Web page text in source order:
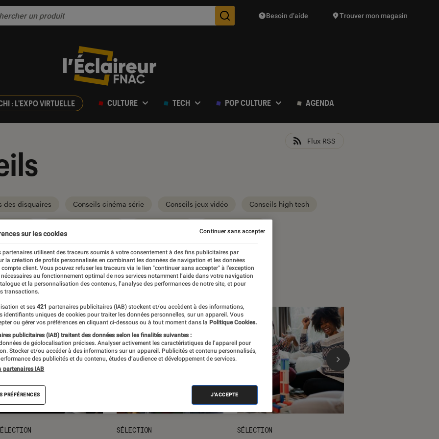
Des suggestions de produits vont vous être proposées
Besoin d’aide Trouver mon magasin
: L'EXPO VIRTUELLE CULTURE TECH POP CULTURE AGENDA
Flux RSS
des disquaires Conseils cinéma série Conseils jeux vidéo Conseils high tech
SÉLECTION SÉLECTION
sur les cookies
partenaires utilisent des traceurs soumis à votre consentement à des fins publicitaires par
la création de profils personnalisés en combinant les données de navigation et les données
compte client. Vous pouvez refuser les traceurs via le lien "continuer sans accepter" à l’exception
au fonctionnement optimal de nos services notamment l’aide dans votre navigation
et la personnalisation des contenus, l’analyse des performances de notre site, et pour
transactions.
et ses 421 partenaires publicitaires (IAB) stockent et/ou accèdent à des informations,
identifiants uniques de cookies pour traiter les données personnelles, sur un appareil. Vous
ou gérer vos préférences en cliquant ci-dessous ou à tout moment dans la Politique Cookies.
publicitaires (IAB) traitent des données selon les finalités suivantes :
de géolocalisation précises. Analyser activement les caractéristiques de l’appareil pour
Stocker et/ou accéder à des informations sur un appareil. Publicités et contenu personnalisés,
des publicités et du contenu, études d’audience et développement de services.
partenaires IAB
PRÉFÉRENCES J'ACCEPTE
Continuer sans accepter